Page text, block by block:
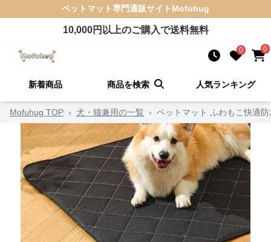
ペットマット専門通販サイト Mofuhug
10,000円以上のご購入で送料無料
0 0
新着商品 商品を検索 人気ランキング
Mofuhug TOP › 犬・猫兼用の一覧 › ペットマット ふわもこ快適